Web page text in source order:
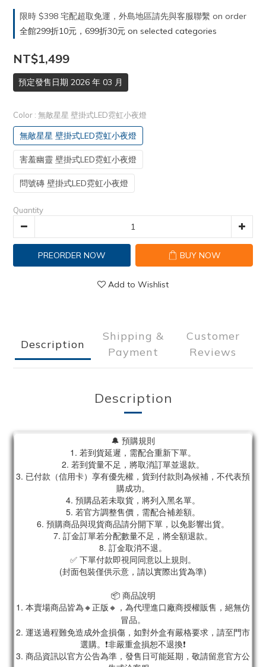
限時 $398 宅配超取免運，外島地區請先與客服聯繫 on order
全館299折10元，699折30元 on selected categories
NT$1,499
預定發售日期 2026 年 03 月
Color : 無敵星星 壁掛式LED霓虹小夜燈
無敵星星 壁掛式LED霓虹小夜燈
害羞幽靈 壁掛式LED霓虹小夜燈
問號磚 壁掛式LED霓虹小夜燈
Quantity
PREORDER NOW BUY NOW
Add to Wishlist
Description
Shipping &
Payment
Customer
Reviews
Description
🔔 預購規則
1. 若到貨延遲，需配合重新下單。
2. 若到貨量不足，將取消訂單並退款。
3. 已付款（信用卡）享有優先權，貨到付款則為候補，不代表預
購成功。
4. 預購品若未取貨，將列入黑名單。
5. 若官方調整售價，需配合補差額。
6. 預購商品與現貨商品請分開下單，以免影響出貨。
7. 訂金訂單若分配數量不足，將全額退款。
8. 訂金取消不退。
✅ 下單付款即視同同意以上規則。
(封面包裝僅供示意，請以實際出貨為準)
📦 商品說明
1. 本賣場商品皆為🔸正版🔸，為代理進口廠商授權販售，絕無仿
冒品。
2. 運送過程難免造成外盒損傷，如對外盒有嚴格要求，請至門市
選購。❗非嚴重盒損恕不退換❗
3. 商品資訊以官方公告為準，發售日可能延期，敬請留意官方公